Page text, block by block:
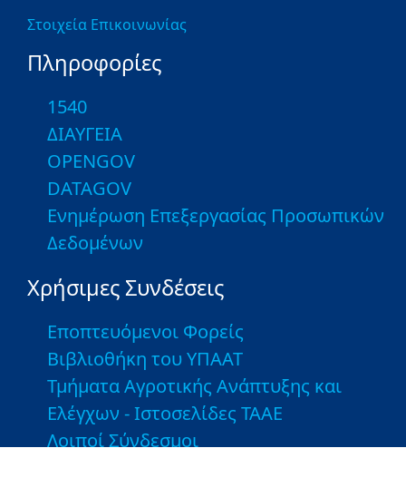
Στοιχεία Επικοινωνίας
Πληροφορίες
1540
ΔΙΑΥΓΕΙΑ
OPENGOV
DATAGOV
Ενημέρωση Επεξεργασίας Προσωπικών
Δεδομένων
Χρήσιμες Συνδέσεις
Εποπτευόμενοι Φορείς
Βιβλιοθήκη του ΥΠΑΑΤ
Τμήματα Αγροτικής Ανάπτυξης και
Ελέγχων - Ιστοσελίδες ΤΑΑΕ
Λοιποί Σύνδεσμοι